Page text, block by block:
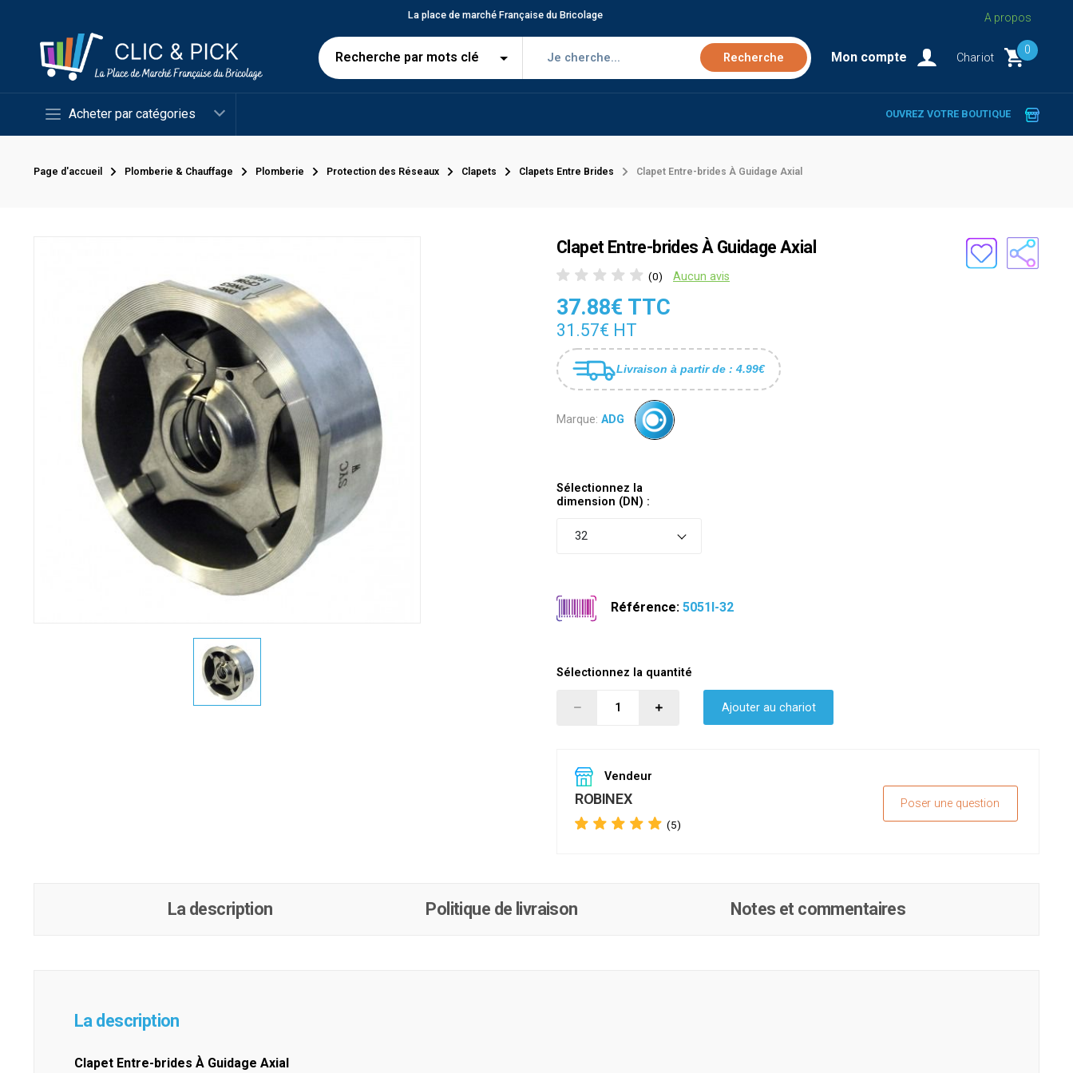
La place de marché Française du Bricolage A propos
Mon compte Chariot
0
Acheter par catégories OUVREZ VOTRE BOUTIQUE
Page d'accueil Plomberie & Chauffage Plomberie Protection des Réseaux Clapets Clapets Entre Brides Clapet Entre-brides À Guidage Axial
Clapet Entre-brides À Guidage Axial
(0) Aucun avis
37.88€ TTC
31.57€ HT
Livraison à partir de : 4.99€
Marque: ADG
Sélectionnez la
dimension (DN) :
32
Référence:5051I-32
Sélectionnez la quantité
Ajouter au chariot
Vendeur
ROBINEX
(5)
Poser une question
La description Politique de livraison Notes et commentaires
La description
Clapet Entre-brides À Guidage Axial